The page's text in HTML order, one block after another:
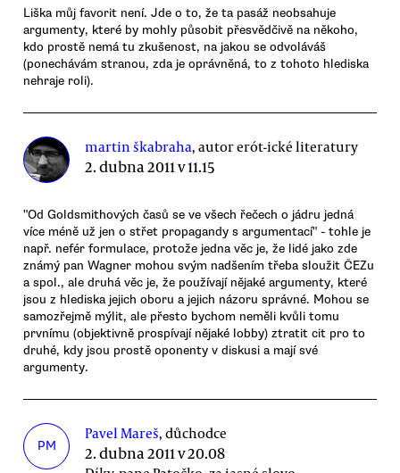
Liška můj favorit není. Jde o to, že ta pasáž neobsahuje
argumenty, které by mohly působit přesvědčivě na někoho,
kdo prostě nemá tu zkušenost, na jakou se odvoláváš
(ponechávám stranou, zda je oprávněná, to z tohoto hlediska
nehraje roli).
martin škabraha, autor erót-ické literatury
2. dubna 2011 v 11.15
"Od Goldsmithových časů se ve všech řečech o jádru jedná
více méně už jen o střet propagandy s argumentací" - tohle je
např. nefér formulace, protože jedna věc je, že lidé jako zde
známý pan Wagner mohou svým nadšením třeba sloužit ČEZu
a spol., ale druhá věc je, že používají nějaké argumenty, které
jsou z hlediska jejich oboru a jejich názoru správné. Mohou se
samozřejmě mýlit, ale přesto bychom neměli kvůli tomu
prvnímu (objektivně prospívají nějaké lobby) ztratit cit pro to
druhé, kdy jsou prostě oponenty v diskusi a mají své
argumenty.
PM
Pavel Mareš, důchodce
2. dubna 2011 v 20.08